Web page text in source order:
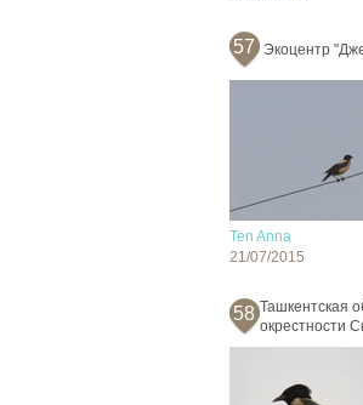
57 Экоцентр
Ten Anna
21/07/2015
58 Ташкентская
окрестности